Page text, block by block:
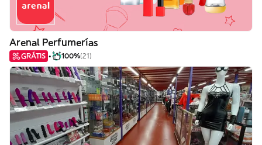
Arenal Perfumerías
GRÁTIS 100%(21)